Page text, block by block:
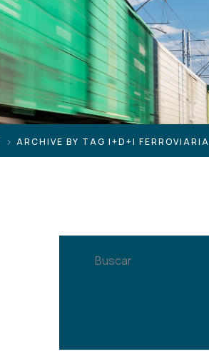
ARCHIVE BY TAG I+D+I FERROVIARIA
Buscar